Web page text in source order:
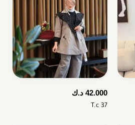
42.000 د.ك
T.c 37